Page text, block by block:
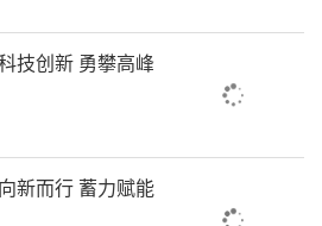
山体破坏面复绿和采煤沉
推进宜林荒山荒地造林、
造林，在筑牢生态屏障的
与森林质量“双提升”。
技创新 勇攀高峰
新而行 蓄力赋能